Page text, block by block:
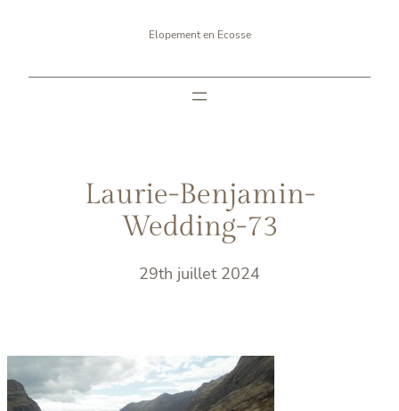
Elopement en Ecosse
Laurie-Benjamin-
Wedding-73
29th juillet 2024